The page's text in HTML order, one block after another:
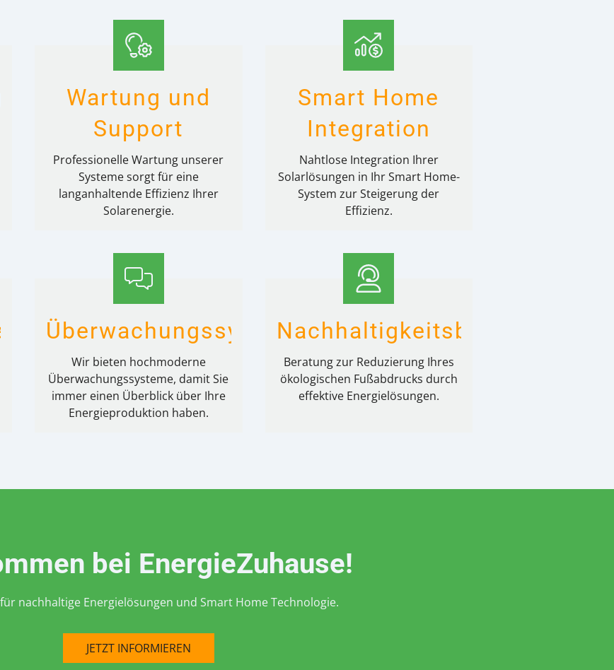
Wartung und
Support
Professionelle Wartung unserer
Systeme sorgt für eine
langanhaltende Effizienz Ihrer
Solarenergie.
Smart Home
Integration
Nahtlose Integration Ihrer
Solarlösungen in Ihr Smart Home-
System zur Steigerung der
Effizienz.
Überwachungssysteme
Wir bieten hochmoderne
Überwachungssysteme, damit Sie
immer einen Überblick über Ihre
Energieproduktion haben.
Nachhaltigkeitsberatung
Beratung zur Reduzierung Ihres
ökologischen Fußabdrucks durch
effektive Energielösungen.
bei EnergieZuhause!
nachhaltige Energielösungen und Smart Home Technologie.
JETZT INFORMIEREN